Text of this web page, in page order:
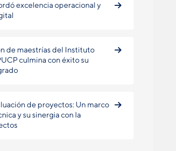
excelencia operacional y
de maestrías del Instituto
culmina con éxito su
de proyectos: Un marco
y su sinergia con la